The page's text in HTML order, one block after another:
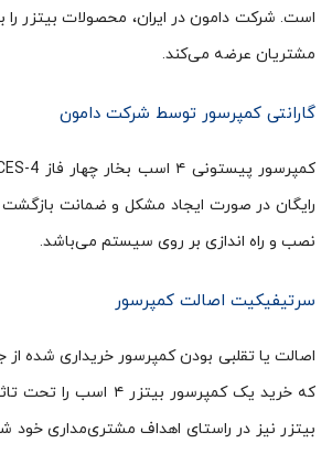
است. شرکت دامون در ایران، محصولات بیتزر را
مشتریان عرضه می‌کند.
گارانتی کمپرسور توسط شرکت دامون
نصب و راه اندازی بر روی سیستم می‌باشد.
سرتیفیکیت اصالت کمپرسور
اصالت یا تقلبی بودن کمپرسور خریداری شده
که خرید یک کمپرسور
بیتزر نیز در راستای اهداف مشتری­‌مداری خود